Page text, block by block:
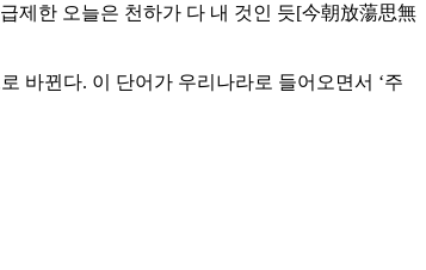
제한 오늘은 천하가 다 내 것인 듯[今朝放蕩思無
바뀐다. 이 단어가 우리나라로 들어오면서 ‘주